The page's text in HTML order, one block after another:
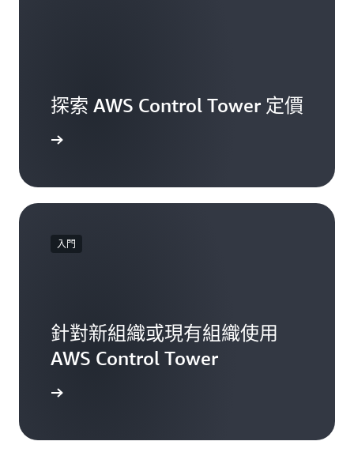
探索 AWS Control Tower 定價
入門
針對新組織或現有組織使用
AWS Control Tower